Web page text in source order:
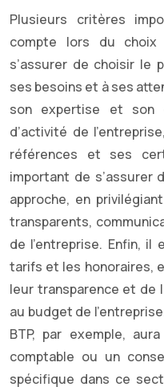
Plusieurs critères
compte lors du choix
s’assurer de choisir le
ses besoins et à ses
son expertise et son
d’activité de
références et ses
important de s’assurer
approche, en
transparents,
de l’entreprise. Enfin,
tarifs et les honoraires,
leur transparence et de
au budget de
BTP, par exemple,
comptable ou un
spécifique dans ce